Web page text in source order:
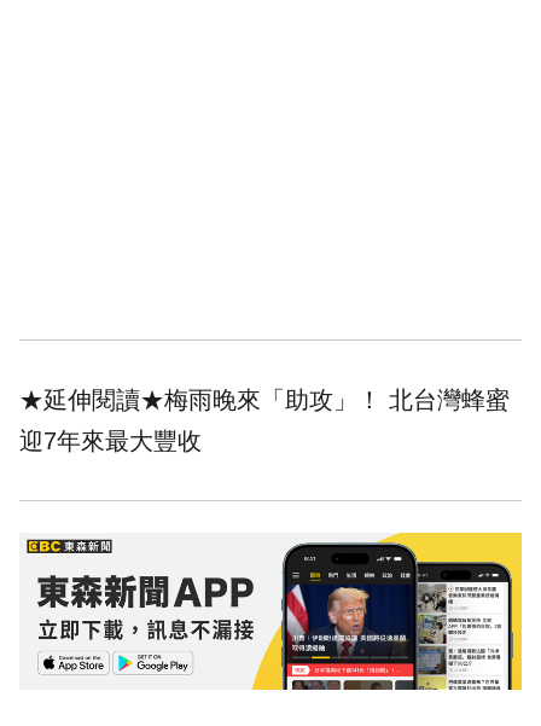
★延伸閱讀★梅雨晚來「助攻」！ 北台灣蜂蜜
迎7年來最大豐收